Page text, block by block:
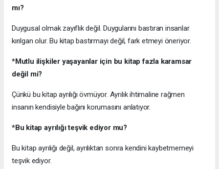
mı?
Duygusal olmak zayıflık değil. Duygularını bastıran insanlar
kırılgan olur. Bu kitap bastırmayı değil, fark etmeyi öneriyor.
*Mutlu ilişkiler yaşayanlar için bu kitap fazla karamsar
değil mi?
Çünkü bu kitap ayrılığı övmüyor. Ayrılık ihtimaline rağmen
insanın kendisiyle bağını korumasını anlatıyor.
*Bu kitap ayrılığı teşvik ediyor mu?
Bu kitap ayrılığı değil, ayrılıktan sonra kendini kaybetmemeyi
teşvik ediyor.